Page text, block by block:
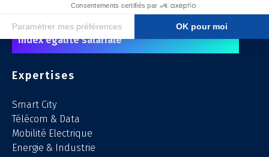
Index égalité salariale
Expertises
Smart City
Télécom & Data
Mobilité Electrique
Energie & Industrie